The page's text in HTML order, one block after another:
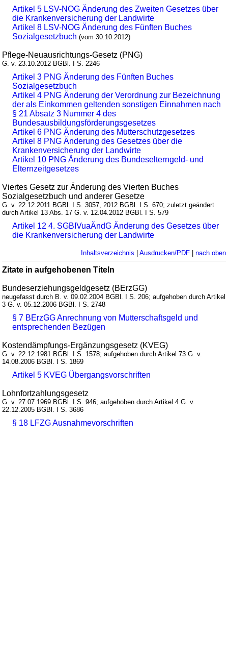
Artikel 5 LSV-NOG Änderung des Zweiten Gesetzes über
die Krankenversicherung der Landwirte
Artikel 8 LSV-NOG Änderung des Fünften Buches
Sozialgesetzbuch (vom 30.10.2012)
Pflege-Neuausrichtungs-Gesetz (PNG)
G. v. 23.10.2012 BGBl. I S. 2246
Artikel 3 PNG Änderung des Fünften Buches
Sozialgesetzbuch
Artikel 4 PNG Änderung der Verordnung zur Bezeichnung
der als Einkommen geltenden sonstigen Einnahmen nach
§ 21 Absatz 3 Nummer 4 des
Bundesausbildungsförderungsgesetzes
Artikel 6 PNG Änderung des Mutterschutzgesetzes
Artikel 8 PNG Änderung des Gesetzes über die
Krankenversicherung der Landwirte
Artikel 10 PNG Änderung des Bundeselterngeld- und
Elternzeitgesetzes
Viertes Gesetz zur Änderung des Vierten Buches
Sozialgesetzbuch und anderer Gesetze
G. v. 22.12.2011 BGBl. I S. 3057, 2012 BGBl. I S. 670; zuletzt geändert
durch Artikel 13 Abs. 17 G. v. 12.04.2012 BGBl. I S. 579
Artikel 12 4. SGBIVuaÄndG Änderung des Gesetzes über
die Krankenversicherung der Landwirte
Inhaltsverzeichnis | Ausdrucken/PDF| nach oben
Zitate in aufgehobenen Titeln
Bundeserziehungsgeldgesetz (BErzGG)
neugefasst durch B. v. 09.02.2004 BGBl. I S. 206; aufgehoben durch Artikel
3 G. v. 05.12.2006 BGBl. I S. 2748
§ 7 BErzGG Anrechnung von Mutterschaftsgeld und
entsprechenden Bezügen
Kostendämpfungs-Ergänzungsgesetz (KVEG)
G. v. 22.12.1981 BGBl. I S. 1578; aufgehoben durch Artikel 73 G. v.
14.08.2006 BGBl. I S. 1869
Artikel 5 KVEG Übergangsvorschriften
Lohnfortzahlungsgesetz
G. v. 27.07.1969 BGBl. I S. 946; aufgehoben durch Artikel 4 G. v.
22.12.2005 BGBl. I S. 3686
§ 18 LFZG Ausnahmevorschriften